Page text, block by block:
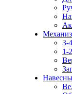
3-
1-